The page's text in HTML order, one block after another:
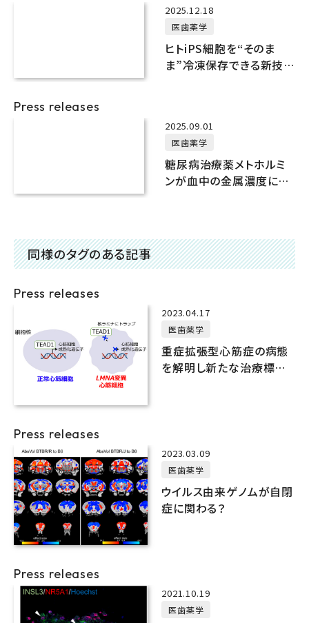
2025.12.18
医歯薬学
ヒトiPS細胞を“そのま
ま”冷凍保存できる新技
2025.09.01
糖尿病治療薬メトホルミ
ンが血中の金属濃度に影
2023.04.17
医歯薬学
重症拡張型心筋症の病態
Press releases
2023.03.09
医歯薬学
ウイルス由来ゲノムが自閉
Press releases
2021.10.19